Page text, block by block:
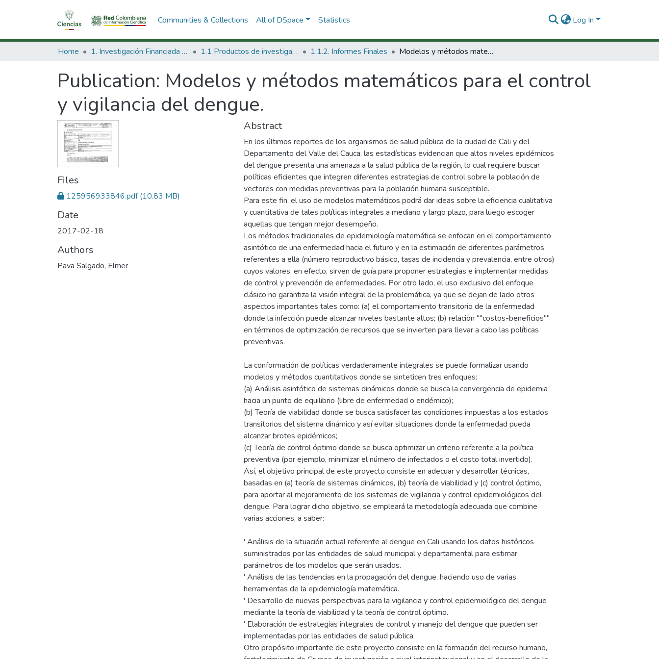
Communities & Collections All of DSpace Statistics Log In
Home 1. Investigación Financiada con Recursos Públicos 1.1 Productos de investigación 1.1.2. Informes Finales Modelos y métodos matemáticos para el control y vigilancia del dengue.
Publication: Modelos y métodos matemáticos para el control
y vigilancia del dengue.
Files
125956933846.pdf(10.83 MB)
Date
2017-02-18
Authors
Pava Salgado, Elmer
Abstract
En los últimos reportes de los organismos de salud pública de la ciudad de Cali y del
Departamento del Valle del Cauca, las estadísticas evidencian que altos niveles epidémicos
del dengue presenta una amenaza a la salud pública de la región, lo cual requiere buscar
políticas eficientes que integren diferentes estrategias de control sobre la población de
vectores con medidas preventivas para la población humana susceptible.
Para este fin, el uso de modelos matemáticos podrá dar ideas sobre la eficiencia cualitativa
y cuantitativa de tales políticas integrales a mediano y largo plazo, para luego escoger
aquellas que tengan mejor desempeño.
Los métodos tradicionales de epidemiología matemática se enfocan en el comportamiento
asintótico de una enfermedad hacia el futuro y en la estimación de diferentes parámetros
referentes a ella (número reproductivo básico, tasas de incidencia y prevalencia, entre otros)
cuyos valores, en efecto, sirven de guía para proponer estrategias e implementar medidas
de control y prevención de enfermedades. Por otro lado, el uso exclusivo del enfoque
clásico no garantiza la visión integral de la problemática, ya que se dejan de lado otros
aspectos importantes tales como: (a) el comportamiento transitorio de la enfermedad
donde la infección puede alcanzar niveles bastante altos; (b) relación ""costos-beneficios""
en términos de optimización de recursos que se invierten para llevar a cabo las políticas
preventivas.
La conformación de políticas verdaderamente integrales se puede formalizar usando
modelos y métodos cuantitativos donde se sinteticen tres enfoques:
(a) Análisis asintótico de sistemas dinámicos donde se busca la convergencia de epidemia
hacia un punto de equilibrio (libre de enfermedad o endémico);
(b) Teoría de viabilidad donde se busca satisfacer las condiciones impuestas a los estados
transitorios del sistema dinámico y así evitar situaciones donde la enfermedad pueda
alcanzar brotes epidémicos;
(c) Teoría de control óptimo donde se busca optimizar un criterio referente a la política
preventiva (por ejemplo, minimizar el número de infectados o el costo total invertido).
Así, el objetivo principal de este proyecto consiste en adecuar y desarrollar técnicas,
basadas en (a) teoría de sistemas dinámicos, (b) teoría de viabilidad y (c) control óptimo,
para aportar al mejoramiento de los sistemas de vigilancia y control epidemiológicos del
dengue. Para lograr dicho objetivo, se empleará la metodología adecuada que combine
varias acciones, a saber:
' Análisis de la situación actual referente al dengue en Cali usando los datos históricos
suministrados por las entidades de salud municipal y departamental para estimar
parámetros de los modelos que serán usados.
' Análisis de las tendencias en la propagación del dengue, haciendo uso de varias
herramientas de la epidemiología matemática.
' Desarrollo de nuevas perspectivas para la vigilancia y control epidemiológico del dengue
mediante la teoría de viabilidad y la teoría de control óptimo.
' Elaboración de estrategias integrales de control y manejo del dengue que pueden ser
implementadas por las entidades de salud pública.
Otro propósito importante de este proyecto consiste en la formación del recurso humano,